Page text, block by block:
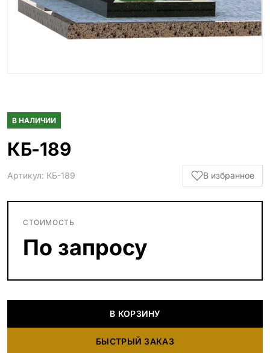
Гранитные цветники
7 моделей
Наши работы
В НАЛИЧИИ
КБ-189
Артикул: КБ-189 В избранное
СТОИМОСТЬ
По запросу
В КОРЗИНУ
БЫСТРЫЙ ЗАКАЗ